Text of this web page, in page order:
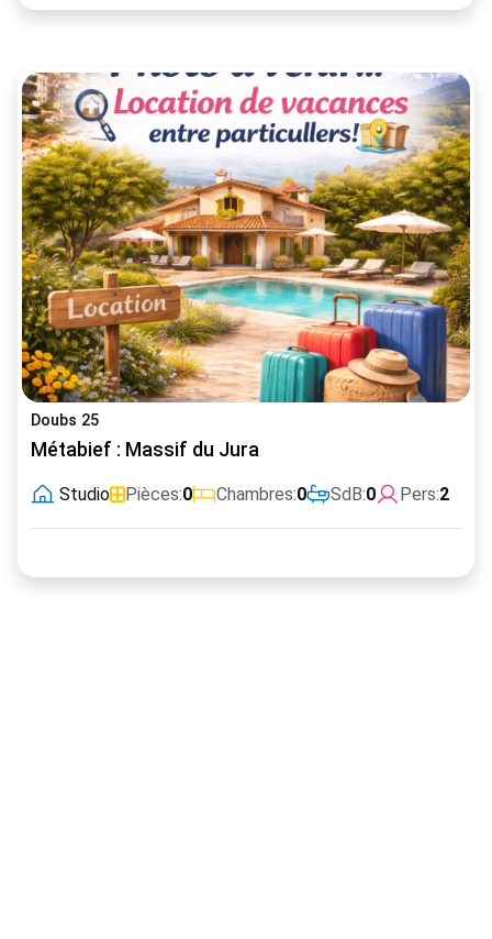
Doubs 25
Métabief : Massif du Jura
Studio Pièces:0 Chambres:0 SdB:0 Pers:2